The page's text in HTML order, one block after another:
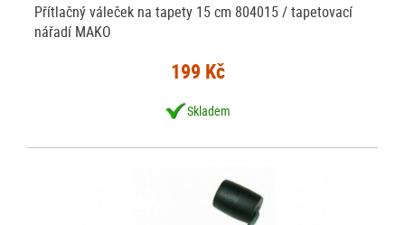
Přítlačný váleček na tapety 15 cm 804015 / tapetovací
nářadí MAKO
199 Kč
Skladem